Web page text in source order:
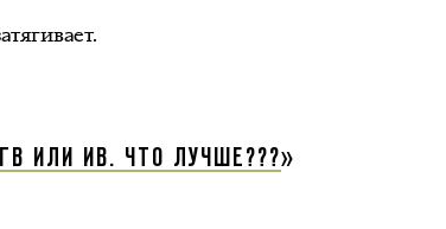
ИЛИ ИВ. ЧТО ЛУЧШЕ???»